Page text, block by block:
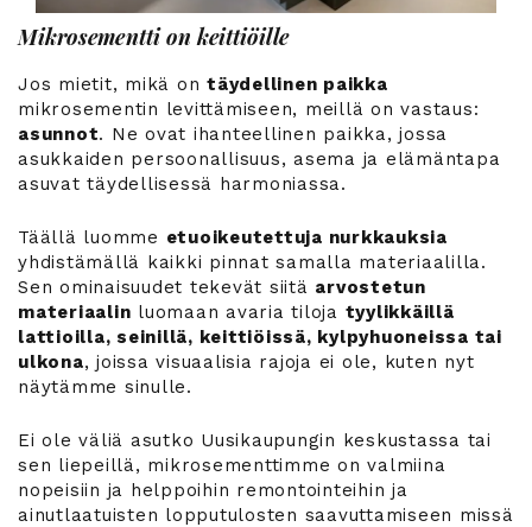
Mikrosementti on keittiöille
Jos mietit, mikä on täydellinen paikka
mikrosementin levittämiseen, meillä on vastaus:
asunnot. Ne ovat ihanteellinen paikka, jossa
asukkaiden persoonallisuus, asema ja elämäntapa
asuvat täydellisessä harmoniassa.
Täällä luomme etuoikeutettuja nurkkauksia
yhdistämällä kaikki pinnat samalla materiaalilla.
Sen ominaisuudet tekevät siitä arvostetun
materiaalin luomaan avaria tiloja tyylikkäillä
lattioilla, seinillä, keittiöissä, kylpyhuoneissa tai
ulkona, joissa visuaalisia rajoja ei ole, kuten nyt
näytämme sinulle.
Ei ole väliä asutko Uusikaupungin keskustassa tai
sen liepeillä, mikrosementtimme on valmiina
nopeisiin ja helppoihin remontointeihin ja
ainutlaatuisten lopputulosten saavuttamiseen missä